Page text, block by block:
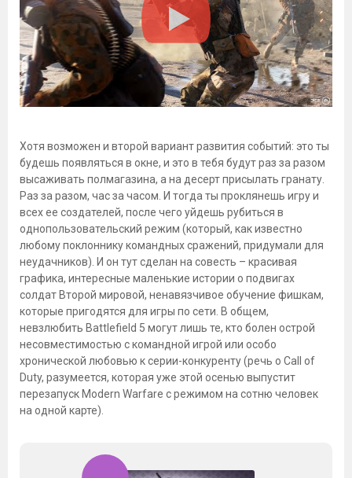
Хотя возможен и второй вариант развития событий: это ты
будешь появляться в окне, и это в тебя будут раз за разом
высаживать полмагазина, а на десерт присылать гранату.
Раз за разом, час за часом. И тогда ты проклянешь игру и
всех ее создателей, после чего уйдешь рубиться в
однопользовательский режим (который, как известно
любому поклоннику командных сражений, придумали для
неудачников). И он тут сделан на совесть – красивая
графика, интересные маленькие истории о подвигах
солдат Второй мировой, ненавязчивое обучение фишкам,
которые пригодятся для игры по сети. В общем,
невзлюбить Battlefield 5 могут лишь те, кто болен острой
несовместимостью с командной игрой или особо
хронической любовью к серии-конкуренту (речь о Call of
Duty, разумеется, которая уже этой осенью выпустит
перезапуск Modern Warfare с режимом на сотню человек
на одной карте).